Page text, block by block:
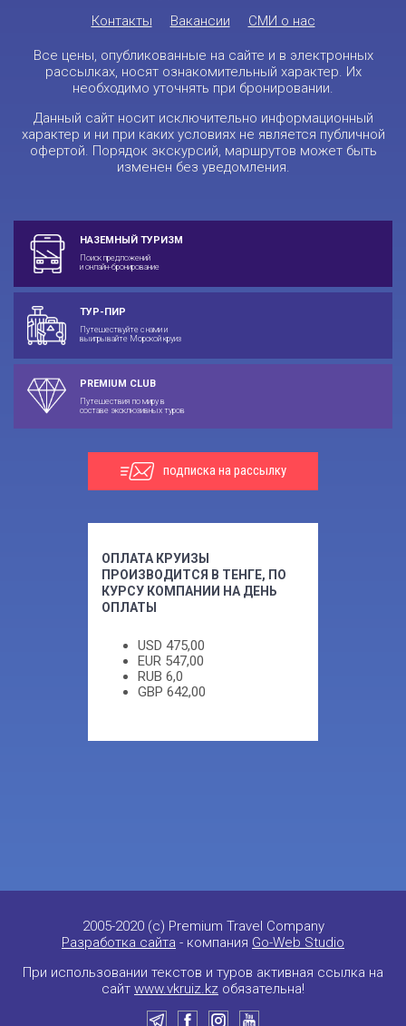
Контакты
Вакансии СМИ о нас
Все цены, опубликованные на сайте и в электронных
рассылках, носят ознакомительный характер. Их
необходимо уточнять при бронировании.
Данный сайт носит исключительно информационный
характер и ни при каких условиях не является публичной
офертой. Порядок экскурсий, маршрутов может быть
изменен без уведомления.
НАЗЕМНЫЙ ТУРИЗМ
Поиск предложений
и онлайн-бронирование
ТУР-ПИР
Путешествуйте с нами и
выигрывайте Морской круиз
PREMIUM CLUB
Путешествия по миру в
составе эксклюзивных туров
подписка на рассылку
ОПЛАТА КРУИЗЫ
ПРОИЗВОДИТСЯ В ТЕНГЕ, ПО
КУРСУ КОМПАНИИ НА ДЕНЬ
ОПЛАТЫ
USD 475,00
EUR 547,00
RUB 6,0
GBP 642,00
2005-2020 (c) Premium Travel Company
Разработка сайта - компания Go-Web Studio
При использовании текстов и туров активная ссылка на
сайт www.vkruiz.kz обязательна!